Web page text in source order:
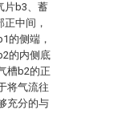
片b3、蓄
中间，
的侧端，
的内侧底
槽b2的正
将气流往
充分的与